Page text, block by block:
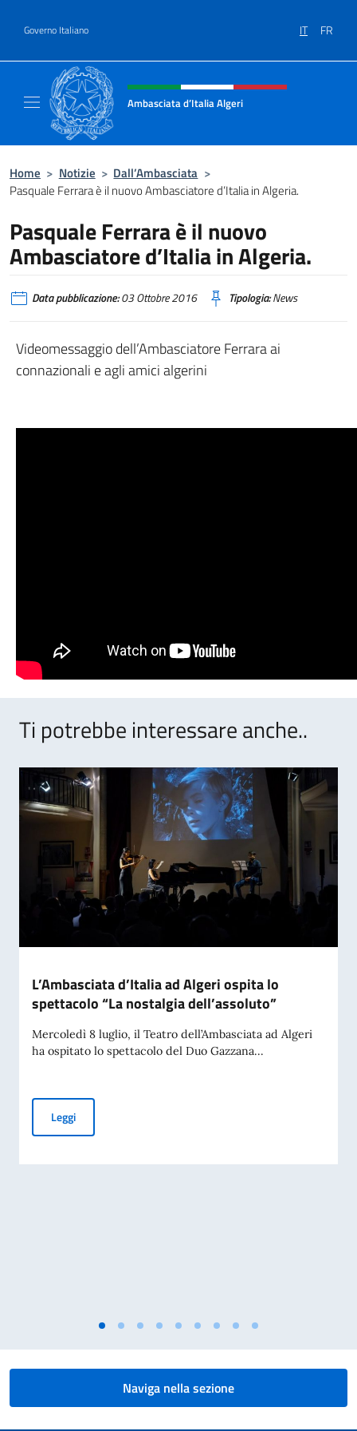
Governo Italiano IT FR
Intestazione sito, social e menù
Ambasciata d’Italia Algeri
Home > Notizie > Dall’Ambasciata >
Pasquale Ferrara è il nuovo Ambasciatore d’Italia in Algeria.
Pasquale Ferrara è il nuovo
Ambasciatore d’Italia in Algeria.
Data pubblicazione:03 Ottobre 2016 Tipologia:News
Videomessaggio dell’Ambasciatore Ferrara ai
connazionali e agli amici algerini
Ti potrebbe interessare anche..
L’Ambasciata d’Italia ad Algeri ospita lo
spettacolo “La nostalgia dell’assoluto”
Mercoledì 8 luglio, il Teatro dell’Ambasciata ad Algeri
ha ospitato lo spettacolo del Duo Gazzana...
LeggiL’Ambasciata d’Italia ad Algeri ospita lo spettacolo “La
Naviga nella sezione